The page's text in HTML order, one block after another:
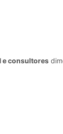
e consultores